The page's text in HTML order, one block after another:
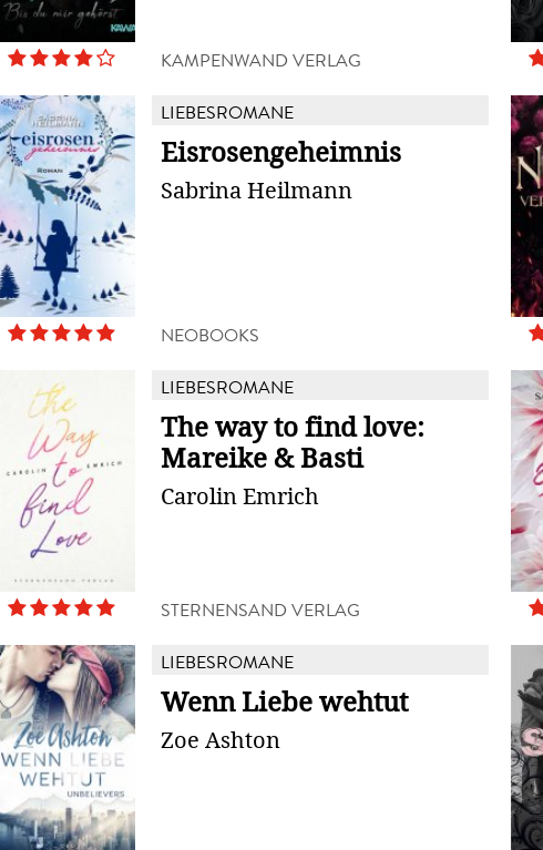
KAMPENWAND VERLAG
LIEBESROMANE
Eisrosengeheimnis
Sabrina Heilmann
NEOBOOKS
LIEBESROMANE
The way to find love:
Mareike & Basti
Carolin Emrich
STERNENSAND VERLAG
LIEBESROMANE
Wenn Liebe wehtut
Zoe Ashton